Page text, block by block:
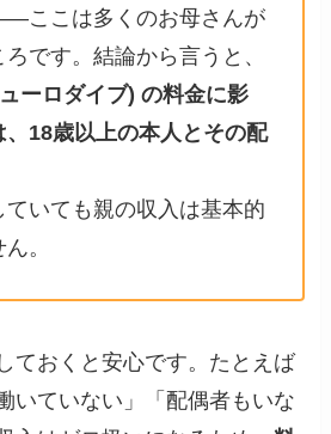
ここは多くのお母さんが
です。結論から言うと、
ーロダイブ) の料金に影
、18歳以上の本人とその配
いても親の収入は基本的
。
ておくと安心です。たとえば
いていない」「配偶者もいな